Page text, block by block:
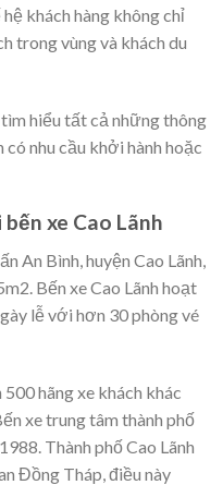
khách hàng không chỉ
trong vùng và khách du
hiểu tất cả những thông
nhu cầu khởi hành hoặc
xe Cao Lãnh
An Bình, huyện Cao Lãnh,
Bến xe Cao Lãnh hoạt
lễ với hơn 30 phòng vé
hãng xe khách khác
xe trung tâm thành phố
Thành phố Cao Lãnh
Đồng Tháp, điều này